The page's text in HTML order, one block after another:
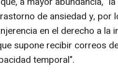
de ansiedad y, por
en el derecho a la
supone recibir correos
temporal".